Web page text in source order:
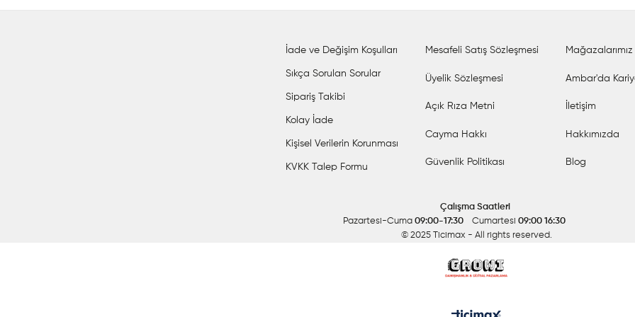
İade ve Değişim Koşulları
Sıkça Sorulan Sorular
Sipariş Takibi
Kolay İade
Kişisel Verilerin Korunması
KVKK Talep Formu
Mesafeli Satış Sözleşmesi
Üyelik Sözleşmesi
Açık Rıza Metni
Cayma Hakkı
Güvenlik Politikası
Mağazalarımız
Ambar'da
İletişim
Hakkımızda
Blog
Çalışma Saatleri
Pazartesi-Cuma 09:00-17:30 Cumartesi 09:00 16:30
© 2025 Ticimax - All rights reserved.